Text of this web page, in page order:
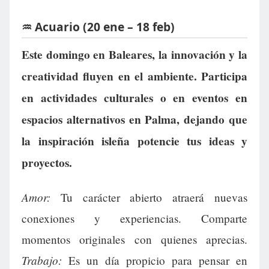
♒ Acuario (20 ene – 18 feb)
Este domingo en Baleares, la innovación y la
creatividad fluyen en el ambiente. Participa
en actividades culturales o en eventos en
espacios alternativos en Palma, dejando que
la inspiración isleña potencie tus ideas y
proyectos.
Amor: Tu carácter abierto atraerá nuevas
conexiones y experiencias. Comparte
momentos originales con quienes aprecias.
Trabajo: Es un día propicio para pensar en